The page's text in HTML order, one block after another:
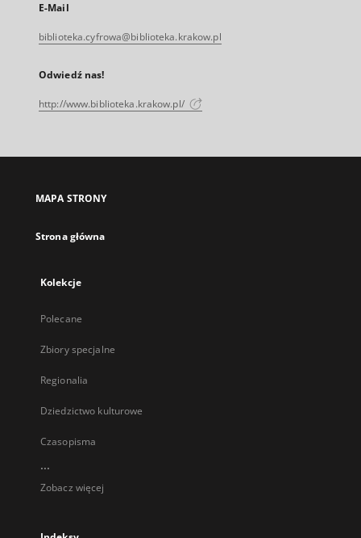
E-Mail
biblioteka.cyfrowa@biblioteka.krakow.pl
Odwiedź nas!
http://www.biblioteka.krakow.pl/
MAPA STRONY
Strona główna
Kolekcje
Polecane
Zbiory specjalne
Regionalia
Dziedzictwo kulturowe
Czasopisma
...
Zobacz więcej